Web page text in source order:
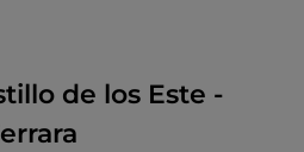
de los Este -